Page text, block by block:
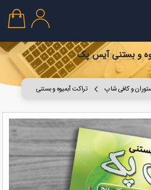
و بستنی آیس پک
و کافی شاپ تراکت آبمیوه و بستنی